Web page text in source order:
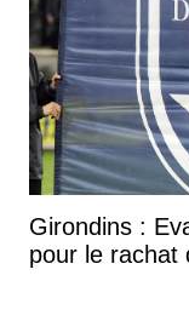
Girondins :
pour le rachat